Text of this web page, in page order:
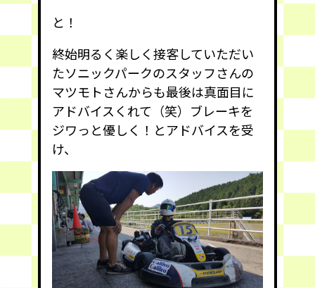
と！
終始明るく楽しく接客していただい
たソニックパークのスタッフさんの
マツモトさんからも最後は真面目に
アドバイスくれて（笑）ブレーキを
ジワっと優しく！とアドバイスを受
け、